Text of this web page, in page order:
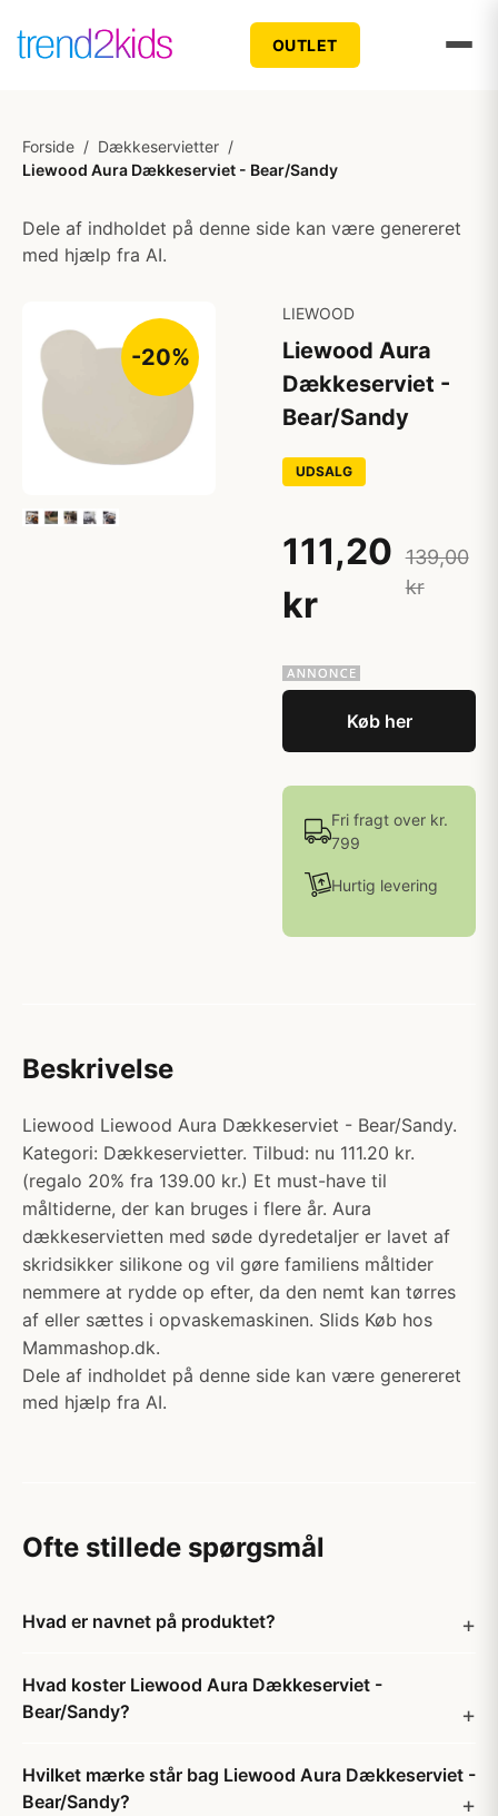
OUTLET
Forside / Dækkeservietter /
Liewood Aura Dækkeserviet - Bear/Sandy
Dele af indholdet på denne side kan være genereret
med hjælp fra AI.
-20%
LIEWOOD
Liewood Aura
Dækkeserviet -
Bear/Sandy
UDSALG
111,20
kr
139,00
kr
Køb her
Fri fragt over kr.
799
Hurtig levering
Beskrivelse
Liewood Liewood Aura Dækkeserviet - Bear/Sandy.
Kategori: Dækkeservietter. Tilbud: nu 111.20 kr.
(regalo 20% fra 139.00 kr.) Et must-have til
måltiderne, der kan bruges i flere år. Aura
dækkeservietten med søde dyredetaljer er lavet af
skridsikker silikone og vil gøre familiens måltider
nemmere at rydde op efter, da den nemt kan tørres
af eller sættes i opvaskemaskinen. Slids Køb hos
Mammashop.dk.
Dele af indholdet på denne side kan være genereret
med hjælp fra AI.
Ofte stillede spørgsmål
Hvad er navnet på produktet?
Hvad koster Liewood Aura Dækkeserviet -
Bear/Sandy?
Hvilket mærke står bag Liewood Aura Dækkeserviet -
Bear/Sandy?